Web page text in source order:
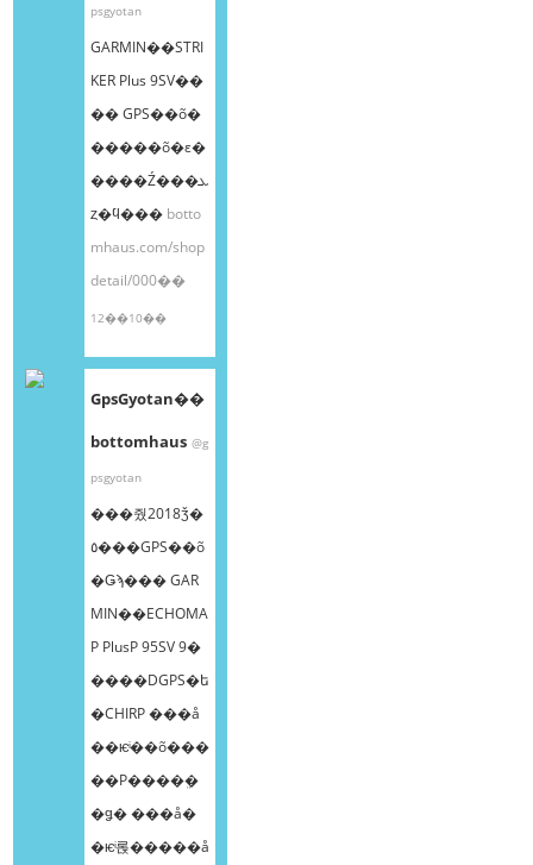
psgyotan
GARMIN��STRI
KER Plus 9SV��
�� GPS��õ�
�����õ�ε�
����Ź���ܥ
ȥ�ϥ��� botto
mhaus.com/shop
detail/000��
12��10��
GpsGyotan��
bottomhaus @g
psgyotan
���줬2018ǯ�
٥���GPS��õ
�Ǥϡ��� GAR
MIN��ECHOMA
P PlusP 95SV 9�
����DGPS�ե
�CHIRP ���å
��ѥͥ��õ���
��Ρ����ܸ�
�ǥ� ���å�
�ѥͥ롡�����å